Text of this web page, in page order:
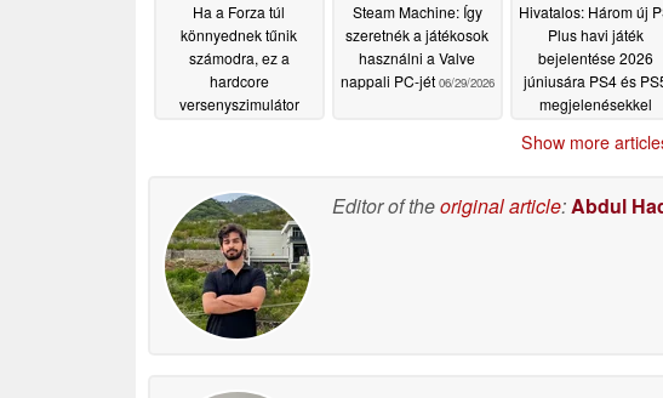
Ha a Forza túl
könnyednek tűnik
számodra, ez a
hardcore
versenyszimulátor
Steam Machine: Így
szeretnék a játékosok
használni a Valve
nappali PC-jét 06/29/2026
Hivatalos: Három új
Plus havi játék
bejelentése 2026
júniusára PS4 és
megjelenésekkel
Show more
Editor of theoriginal article:Abdul